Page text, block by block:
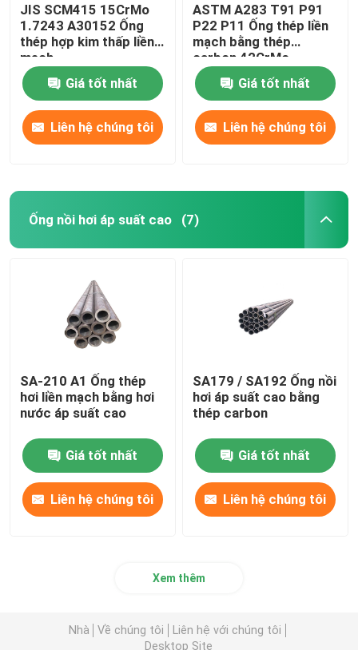
JIS SCM415 15CrMo
1.7243 A30152 Ống
thép hợp kim thấp liền
mạch
Giá tốt nhất
Liên hệ chúng tôi
ASTM A283 T91 P91
P22 P11 Ống thép liền
mạch bằng thép
carbon 42CrMo
15CrMo
Giá tốt nhất
Liên hệ chúng tôi
Ống nồi hơi áp suất cao (7)
SA-210 A1 Ống thép
hơi liền mạch bằng hơi
nước áp suất cao
Giá tốt nhất
Liên hệ chúng tôi
SA179 / SA192 Ống nồi
hơi áp suất cao bằng
thép carbon
Giá tốt nhất
Liên hệ chúng tôi
Xem thêm
Nhà Về chúng tôi
Liên hệ với chúng tôi
Desktop Site